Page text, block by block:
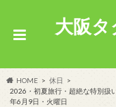
大阪
HOME
休日
2026・初夏旅行・超絶な特別扱
年6月9日・火曜日